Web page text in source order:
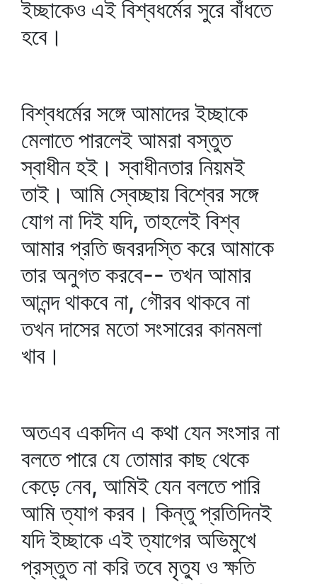
ইচ্ছাকেও এই বিশ্বধর্মের সুরে বাঁধতে
হবে।
বিশ্বধর্মের সঙ্গে আমাদের ইচ্ছাকে
মেলাতে পারলেই আমরা বস্তুত
স্বাধীন হই। স্বাধীনতার নিয়মই
তাই। আমি স্বেচ্ছায় বিশ্বের সঙ্গে
যোগ না দিই যদি, তাহলেই বিশ্ব
আমার প্রতি জবরদস্তি করে আমাকে
তার অনুগত করবে-- তখন আমার
আনন্দ থাকবে না, গৌরব থাকবে না
তখন দাসের মতো সংসারের কানমলা
খাব।
অতএব একদিন এ কথা যেন সংসার না
বলতে পারে যে তোমার কাছ থেকে
কেড়ে নেব, আমিই যেন বলতে পারি
আমি ত্যাগ করব। কিন্তু প্রতিদিনই
যদি ইচ্ছাকে এই ত্যাগের অভিমুখে
প্রস্তুত না করি তবে মৃত্যু ও ক্ষতি